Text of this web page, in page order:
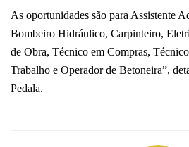
As oportunidades são para Assistente
Bombeiro Hidráulico, Carpinteiro,
de Obra, Técnico em Compras,
Trabalho e Operador de Betoneira”,
Pedala.